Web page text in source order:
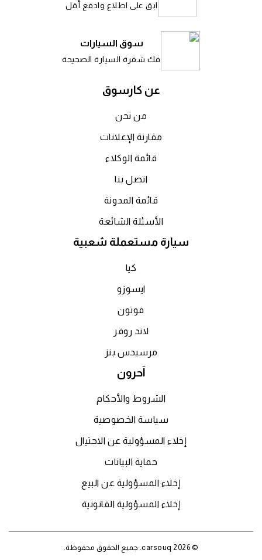
ابق على اطلاع وادفع أقل
سوق السيارات
فك شفرة السيارة الصحيحة
عن كارسوق
من نحن
مقارنة الإعلانات
قائمة الوكلاء
اتصل بنا
قائمة المدونة
الأسئلة الشائعة
سيارة مستعملة شعبية
كيا
ايسوزو
فوتون
لاند روفر
مرسيدس بنز
آحرون
الشروط والأحكام
سياسة الخصوصية
إخلاء المسؤولية عن الاحتيال
حماية البيانات
إخلاء المسؤولية عن البيع
إخلاء المسؤولية القانونية
© 2026 carsouq. جميع الحقوق محفوظة.